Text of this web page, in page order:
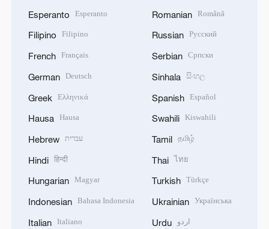
Esperanto Esperanto
Filipino Filipino
French Français
German Deutsch
Greek Ελληνικά
Hausa Hausa
Hebrew עברית
Hindi हिन्दी
Hungarian Magyar
Indonesian Bahasa Indonesia
Italian Italiano
Romanian Română
Russian Русский
Serbian Српски
Sinhala සිංහල
Spanish Español
Swahili Kiswahili
Tamil தமிழ்
Thai ไทย
Turkish Türkçe
Ukrainian Українська
Urdu اردو